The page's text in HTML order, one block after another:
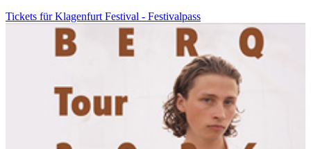
Tickets für Klagenfurt Festival - Festivalpass